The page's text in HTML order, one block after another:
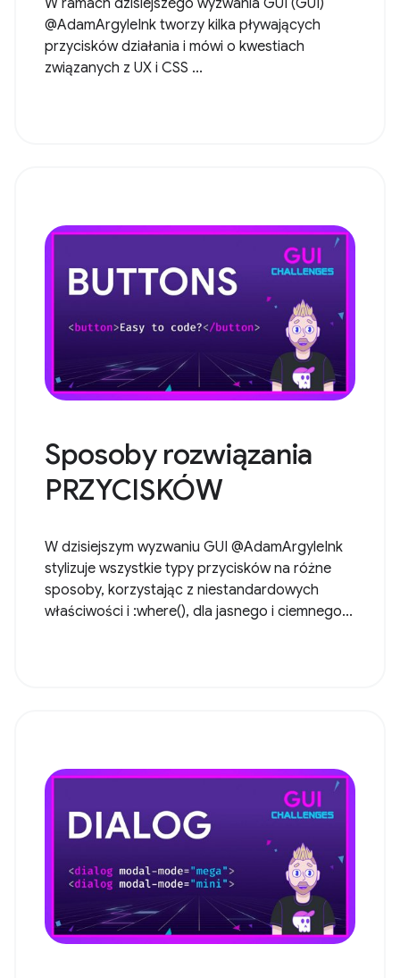
W ramach dzisiejszego wyzwania GUI (GUI)
@AdamArgyleInk tworzy kilka pływających
przycisków działania i mówi o kwestiach
związanych z UX i CSS ...
Sposoby rozwiązania
PRZYCISKÓW
W dzisiejszym wyzwaniu GUI @AdamArgyleInk
stylizuje wszystkie typy przycisków na różne
sposoby, korzystając z niestandardowych
właściwości i :where(), dla jasnego i ciemnego...